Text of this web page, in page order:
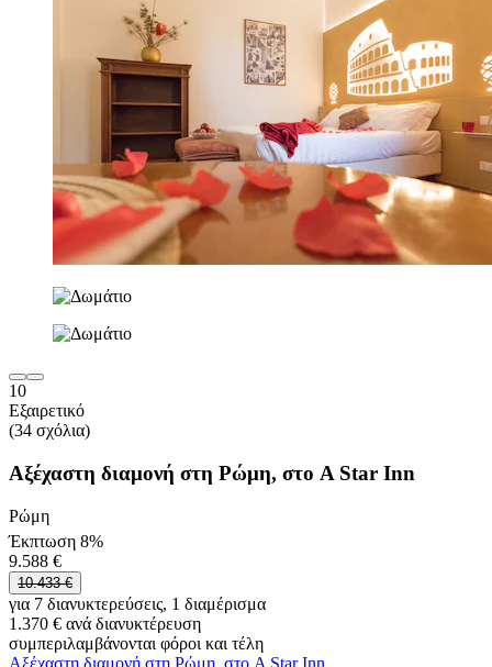
10
Εξαιρετικό
(34 σχόλια)
Αξέχαστη διαμονή στη Ρώμη, στο A Star Inn
Ρώμη
Έκπτωση 8%
9.588 €
10.433 €
για 7 διανυκτερεύσεις, 1 διαμέρισμα
1.370 € ανά διανυκτέρευση
συμπεριλαμβάνονται φόροι και τέλη
Αξέχαστη διαμονή στη Ρώμη, στο A Star Inn